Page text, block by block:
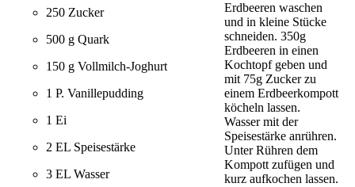
250 Zucker
500 g Quark
150 g Vollmilch-Joghurt
1 P. Vanillepudding
1 Ei
2 EL Speisestärke
3 EL Wasser
Erdbeeren waschen
und in kleine Stücke
schneiden. 350g
Erdbeeren in einen
Kochtopf geben und
mit 75g Zucker zu
einem Erdbeerkompott
köcheln lassen.
Wasser mit der
Speisestärke anrühren.
Unter Rühren dem
Kompott zufügen und
kurz aufkochen lassen.